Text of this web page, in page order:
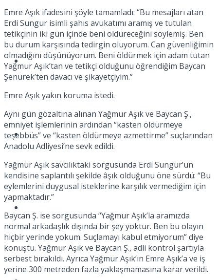
Müzik
Sinema
View All Result
Emre Aşık ifadesini şöyle tamamladı: “Bu mesajları atan
Erdi Sungur isimli şahıs avukatımı aramış ve tutulan
tetikçinin iki gün içinde beni öldüreceğini söylemiş. Ben
bu durum karşısında tedirgin oluyorum. Can güvenliğimin
olmadığını düşünüyorum. Beni öldürmek için adam tutan
Yağmur Aşık’tan ve tetikçi olduğunu öğrendiğim Baycan
Şenürek’ten davacı ve şikayetçiyim.”
Emre Aşık yakın koruma istedi.
Aynı gün gözaltına alınan Yağmur Aşık ve Baycan Ş.,
emniyet işlemlerinin ardından “kasten öldürmeye
teşebbüs” ve “kasten öldürmeye azmettirme” suçlarından
Anadolu Adliyesi’ne sevk edildi.
Yağmur Aşık savcılıktaki sorgusunda Erdi Sungur’un
kendisine saplantılı şekilde âşık olduğunu öne sürdü: “Bu
eylemlerini duygusal isteklerine karşılık vermediğim için
yapmaktadır.”
Baycan Ş. ise sorgusunda “Yağmur Aşık’la aramızda
normal arkadaşlık dışında bir şey yoktur. Ben bu olayın
hiçbir yerinde yokum. Suçlamayı kabul etmiyorum” diye
konuştu. Yağmur Aşık ve Baycan Ş., adli kontrol şartıyla
serbest bırakıldı. Ayrıca Yağmur Aşık’ın Emre Aşık’a ve iş
yerine 300 metreden fazla yaklaşmamasına karar verildi.